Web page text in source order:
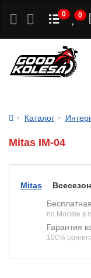
0 0
Каталог
Mitas IM-04
Mitas
по Москве в
Гарантия
100%